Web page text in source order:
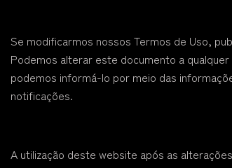
Se modificarmos nossos Termos de Uso,
Podemos alterar este documento a
podemos informá-lo por meio das
notificações.
A utilização deste website após as